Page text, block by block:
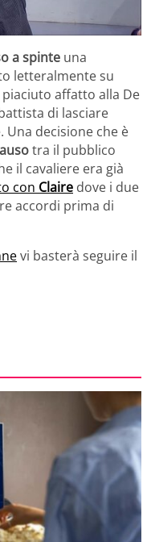
a spinte una
letteralmente su
affatto alla De
di lasciare
decisione che è
tra il pubblico
il cavaliere era già
con Claire dove i due
accordi prima di
vi basterà seguire il